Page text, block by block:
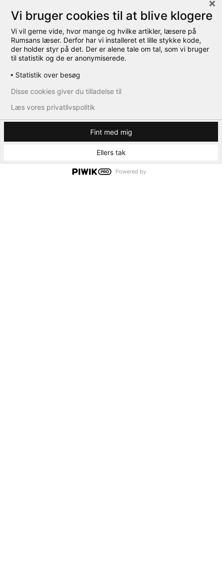
Sidse Grangaard
Vi bruger cookies til at blive klogere
Vi vil gerne vide, hvor mange og hvilke artikler, læsere på
Rumsans læser. Derfor har vi installeret et lille stykke kode,
der holder styr på det. Der er alene tale om tal, som vi bruger
til statistik og de er anonymiserede.
Statistik over besøg
Fint med mig
Ellers tak
Disse cookies giver du tilladelse til
Læs vores privatlivspolitik
Powered by